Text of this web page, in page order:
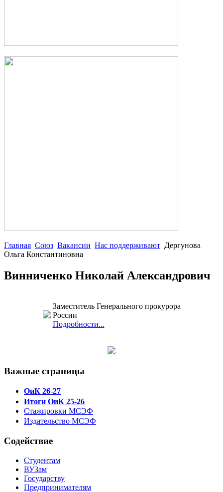
Главная Союз Вакансии Нас поддерживают Дергунова
Ольга Константиновна
Винниченко Николай Александрович
Заместитель Генерального прокурора
России
Подробности...
Важные страницы
ОиК 26-27
Итоги ОиК 25-26
Стажировки МСЭФ
Издательство МСЭФ
Содействие
Студентам
ВУЗам
Государству
Предпринимателям